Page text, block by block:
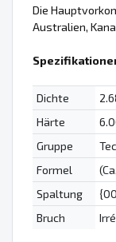
Die
Australien,
Dichte
Härte
Gruppe
Formel
Spaltung
Bruch